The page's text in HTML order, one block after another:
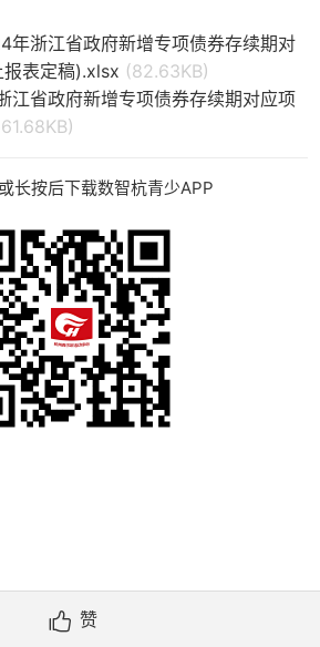
年浙江省政府新增专项债券存续期对
表定稿).xlsx (82.63KB)
江省政府新增专项债券存续期对应项
或长按后下载数智杭青少APP
赞